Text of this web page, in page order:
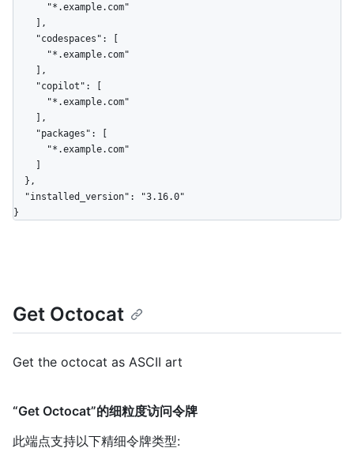
}
Get Octocat
Get the octocat as ASCII art
“Get Octocat”的细粒度访问令牌
此端点支持以下精细令牌类型: